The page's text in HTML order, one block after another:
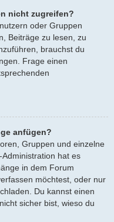
nicht zugreifen?
oder Gruppen
Beiträge zu lesen, zu
brauchst du
Frage einen
anfügen?
Gruppen und einzelne
hat es
in dem Forum
möchtest, oder nur
Du kannst einen
sicher bist, wieso du